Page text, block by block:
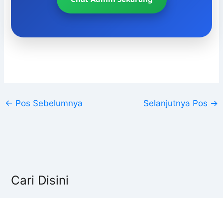
← Pos Sebelumnya Selanjutnya Pos →
Cari Disini